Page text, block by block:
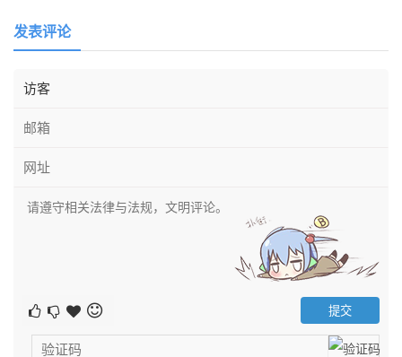
发表评论